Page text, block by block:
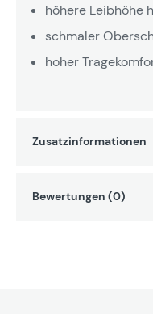
höhere Leibhöhe
schmaler
hoher
Zusatzinformationen
Bewertungen (0)